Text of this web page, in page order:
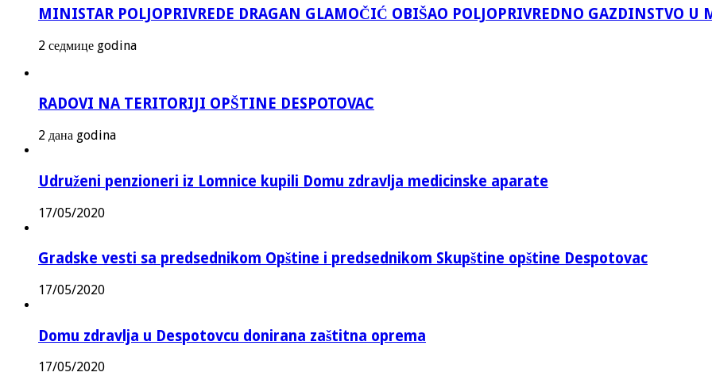
MINISTAR POLJOPRIVREDE DRAGAN GLAMOČIĆ OBIŠAO POLJOPRIVREDNO GAZDINSTVO U
2 седмице godina
RADOVI NA TERITORIJI OPŠTINE DESPOTOVAC
2 дана godina
Udruženi penzioneri iz Lomnice kupili Domu zdravlja medicinske aparate
17/05/2020
Gradske vesti sa predsednikom Opštine i predsednikom Skupštine opštine Despotovac
17/05/2020
Domu zdravlja u Despotovcu donirana zaštitna oprema
17/05/2020